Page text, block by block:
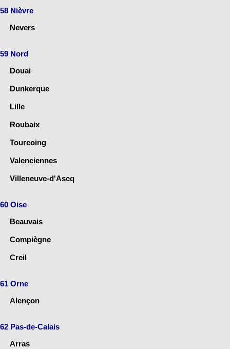
58 Nièvre
Nevers
59 Nord
Douai
Dunkerque
Lille
Roubaix
Tourcoing
Valenciennes
Villeneuve-d'Ascq
60 Oise
Beauvais
Compiègne
Creil
61 Orne
Alençon
62 Pas-de-Calais
Arras